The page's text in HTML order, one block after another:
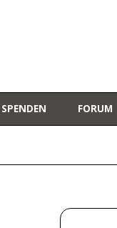
SPENDEN FORUM